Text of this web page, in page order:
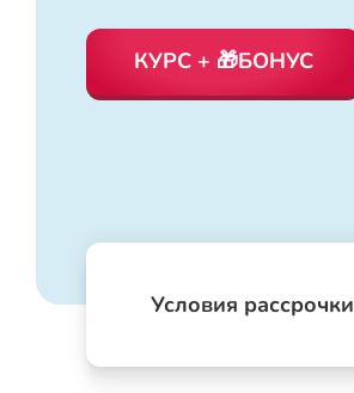
КУРС + 🎁БОНУС
Условия рассрочки